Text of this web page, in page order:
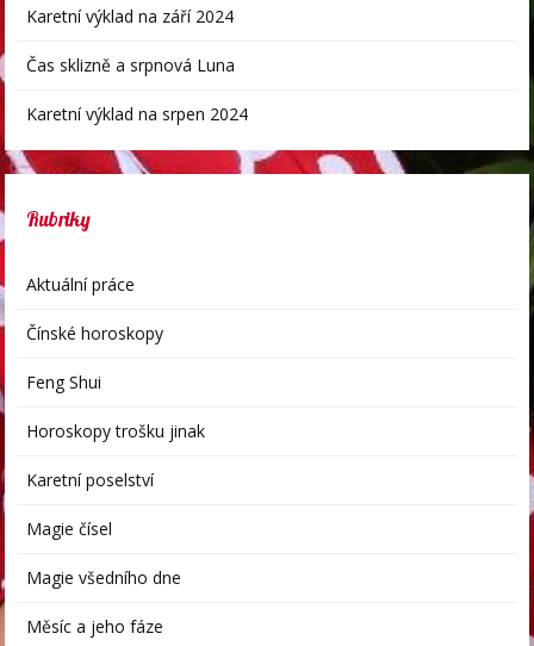
Karetní výklad na září 2024
Čas sklizně a srpnová Luna
Karetní výklad na srpen 2024
Rubriky
Aktuální práce
Čínské horoskopy
Feng Shui
Horoskopy trošku jinak
Karetní poselství
Magie čísel
Magie všedního dne
Měsíc a jeho fáze